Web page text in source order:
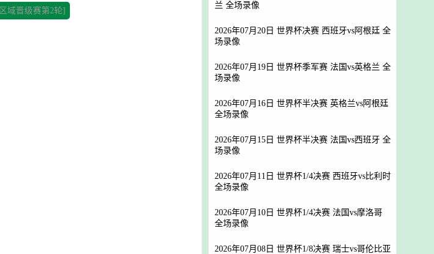
域晋级赛第2轮] 兰 全场录像
2026年07月20日 世界杯决赛 西班牙vs阿根廷 全
场录像
2026年07月19日 世界杯季军赛 法国vs英格兰 全
场录像
2026年07月16日 世界杯半决赛 英格兰vs阿根廷
全场录像
2026年07月15日 世界杯半决赛 法国vs西班牙 全
场录像
2026年07月11日 世界杯1/4决赛 西班牙vs比利时
全场录像
2026年07月10日 世界杯1/4决赛 法国vs摩洛哥
全场录像
2026年07月08日 世界杯1/8决赛 瑞士vs哥伦比亚